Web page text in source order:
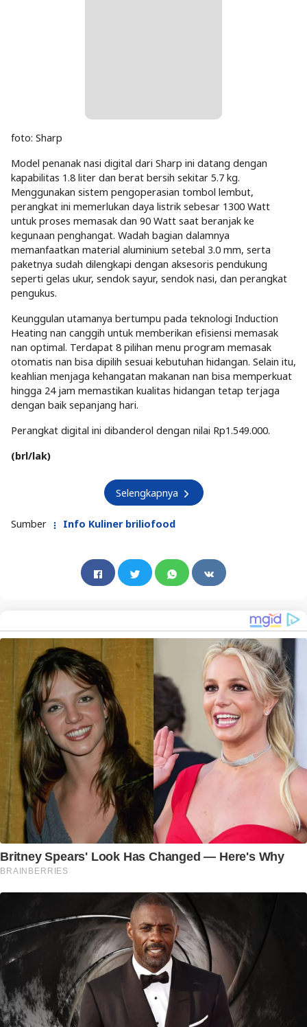
foto: Sharp
Model penanak nasi digital dari Sharp ini datang dengan
kapabilitas 1.8 liter dan berat bersih sekitar 5.7 kg.
Menggunakan sistem pengoperasian tombol lembut,
perangkat ini memerlukan daya listrik sebesar 1300 Watt
untuk proses memasak dan 90 Watt saat beranjak ke
kegunaan penghangat. Wadah bagian dalamnya
memanfaatkan material aluminium setebal 3.0 mm, serta
paketnya sudah dilengkapi dengan aksesoris pendukung
seperti gelas ukur, sendok sayur, sendok nasi, dan perangkat
pengukus.
Keunggulan utamanya bertumpu pada teknologi Induction
Heating nan canggih untuk memberikan efisiensi memasak
nan optimal. Terdapat 8 pilihan menu program memasak
otomatis nan bisa dipilih sesuai kebutuhan hidangan. Selain itu,
keahlian menjaga kehangatan makanan nan bisa memperkuat
hingga 24 jam memastikan kualitas hidangan tetap terjaga
dengan baik sepanjang hari.
Perangkat digital ini dibanderol dengan nilai Rp1.549.000.
(brl/lak)
Selengkapnya
Sumber Info Kuliner briliofood